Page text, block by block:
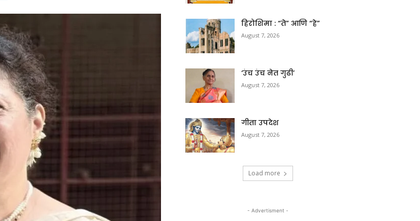
हिरोशिमा : “ते” आणि “हे”
August 7, 2026
‘उंच उंच नेत गुढी’
August 7, 2026
गीता उपदेश
August 7, 2026
Load more
- Advertisment -